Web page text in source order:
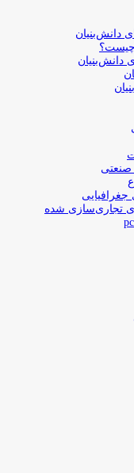
دانش‌بنیان
چیست؟
دانش‌بنیان
تجاری‌سازی شده